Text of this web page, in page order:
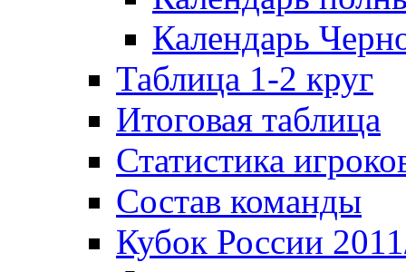
Календарь
Таблица 1-2 круг
Итоговая таблица
Статистика
Состав команды
Кубок России